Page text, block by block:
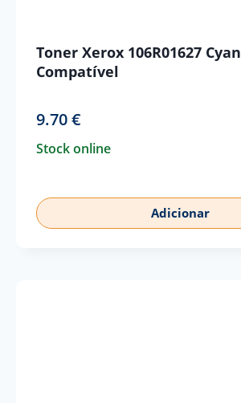
Toner Xerox 106R01627 Cyan
Compatível
9.70€
Stock online
Adicionar